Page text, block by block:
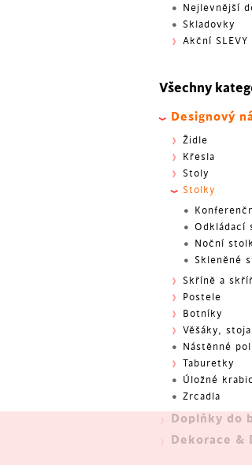
Nejlevnější
Skladovky
Akční SLEVY
Všechny
Designový
Židle
Křesla
Stoly
Stolky
Odkládací
Noční
Skleněné
Skříně a
Postele
Botníky
Věšáky,
Nástěnné
Taburetky
Úložné
Zrcadla
Doplňky do
Dekorace &